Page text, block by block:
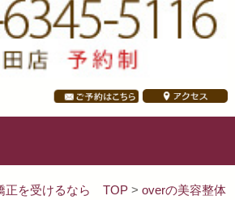
正を受けるなら TOP > overの美容整体